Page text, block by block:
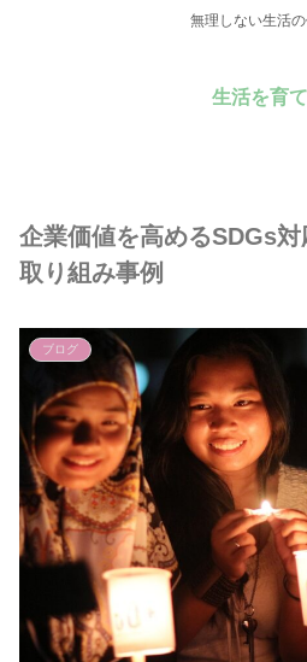
無理しない生活
生活を育
企業価値を高めるSDGs
取り組み事例
ブログ